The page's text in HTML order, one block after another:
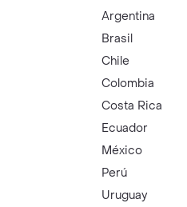
Argentina
Brasil
Chile
Colombia
Costa Rica
Ecuador
México
Perú
Uruguay